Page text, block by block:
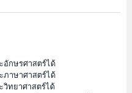
อักษรศาสตร์ได้
ภาษาศาสตร์ได้
วิทยาศาสตร์ได้